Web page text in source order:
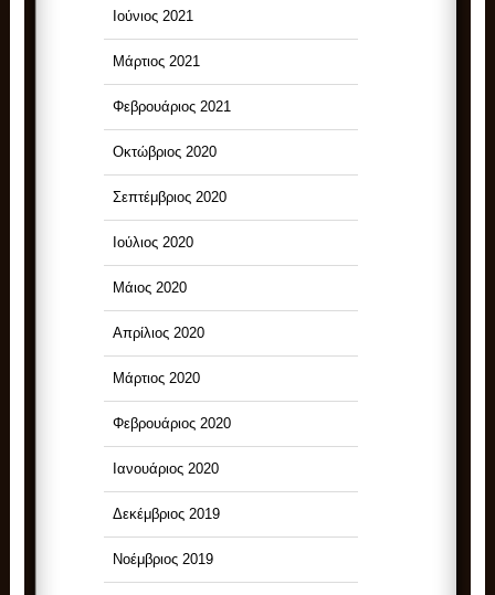
Ιούνιος 2021
Μάρτιος 2021
Φεβρουάριος 2021
Οκτώβριος 2020
Σεπτέμβριος 2020
Ιούλιος 2020
Μάιος 2020
Απρίλιος 2020
Μάρτιος 2020
Φεβρουάριος 2020
Ιανουάριος 2020
Δεκέμβριος 2019
Νοέμβριος 2019